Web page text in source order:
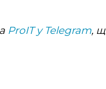
ProIT у Telegram,